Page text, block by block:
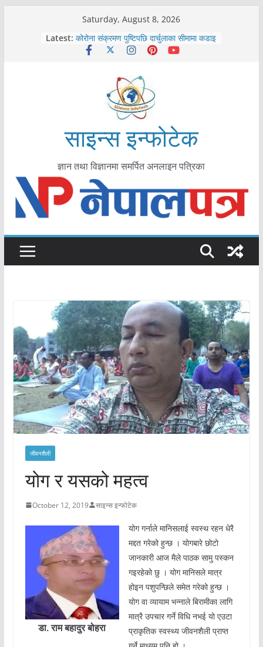
Saturday, August 8, 2026
Latest:
काभ्रेपलाञ्चोकमा आयुर्वेद स्वास्थ्योपचारतर्फ
आकर्षण बढ्दै
कोरोना संक्रमण पुष्टिपछि दार्चुलाका सीमामा कडाइ
मकवानपुरमा खोरेत रोग विरुद्धको खोप लगाउन
आयुर्वेद चिकित्सा प्रणालीको भूमिका महत्वपूर्ण छ :
मुख्यमन्त्री शाह
साइन्स इन्फोटेक
ज्ञान तथा विज्ञानमा समर्पित अनलाइन पत्रिका
जीवनशैली
योग र यसको महत्व
October 12, 2019 साइन्स इन्फोटेक
डा. राम बहादुर बोहरा
योग गर्नाले मानिसलाई स्वस्थ रहन धेरै
मद्दत गरेको हुन्छ । योगबारे छोटो
जानकारी आज मैले पाठक सामु पस्कन
गइरहेको छु । योग मानिसले मात्र
होइन पशुपन्छिले समेत गरेको हुन्छ ।
योग वा व्यायाम भन्नाले बिरामीका लागि
मात्रै उपचार गर्ने विधि नभई यो एउटा
प्राकृतिक स्वस्थ्य जीवनशैली प्राप्त